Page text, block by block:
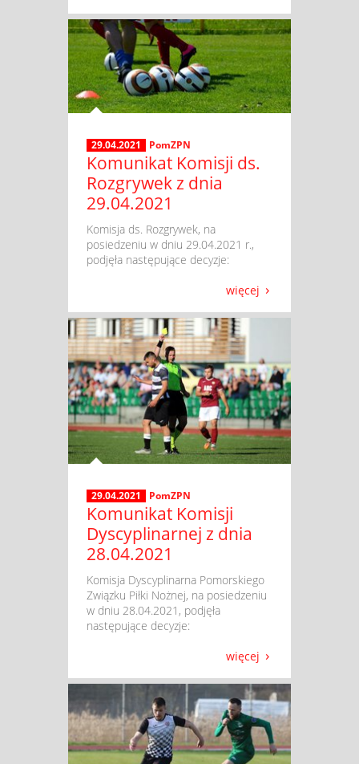
29.04.2021 PomZPN
Komunikat Komisji ds.
Rozgrywek z dnia
29.04.2021
​ Komisja ds. Rozgrywek, na
posiedzeniu w dniu 29.04.2021 r.,
podjęła następujące decyzje:
więcej
29.04.2021 PomZPN
Komunikat Komisji
Dyscyplinarnej z dnia
28.04.2021
​ Komisja Dyscyplinarna Pomorskiego
Związku Piłki Nożnej, na posiedzeniu
w dniu 28.04.2021, podjęła
następujące decyzje:
więcej